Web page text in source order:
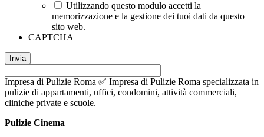
Utilizzando questo modulo accetti la
memorizzazione e la gestione dei tuoi dati da questo
sito web.
CAPTCHA
Impresa di Pulizie Roma ✅ Impresa di Pulizie Roma specializzata in
pulizie di appartamenti, uffici, condomini, attività commerciali,
cliniche private e scuole.
Pulizie Cinema